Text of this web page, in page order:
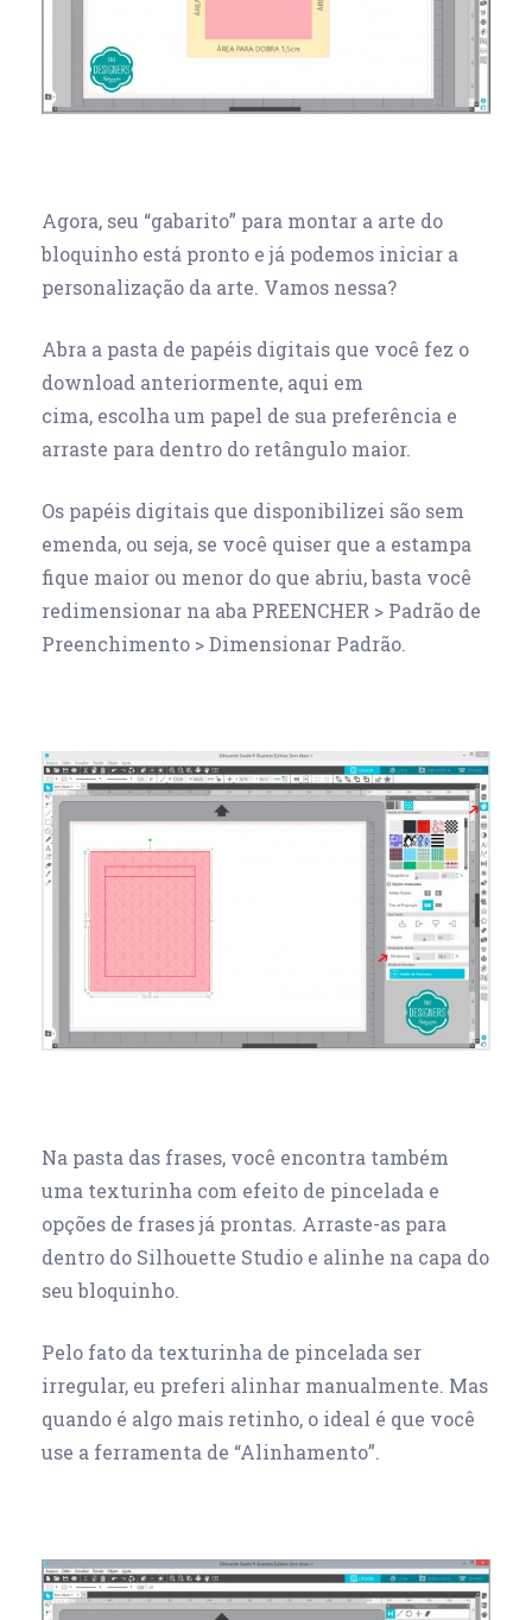
Agora, seu “gabarito” para montar a arte do
bloquinho está pronto e já podemos iniciar a
personalização da arte. Vamos nessa?
Abra a pasta de papéis digitais que você fez o
download anteriormente, aqui em
cima, escolha um papel de sua preferência e
arraste para dentro do retângulo maior.
Os papéis digitais que disponibilizei são sem
emenda, ou seja, se você quiser que a estampa
fique maior ou menor do que abriu, basta você
redimensionar na aba PREENCHER > Padrão de
Preenchimento > Dimensionar Padrão.
Na pasta das frases, você encontra também
uma texturinha com efeito de pincelada e
opções de frases já prontas. Arraste-as para
dentro do Silhouette Studio e alinhe na capa do
seu bloquinho.
Pelo fato da texturinha de pincelada ser
irregular, eu preferi alinhar manualmente. Mas
quando é algo mais retinho, o ideal é que você
use a ferramenta de “Alinhamento”.